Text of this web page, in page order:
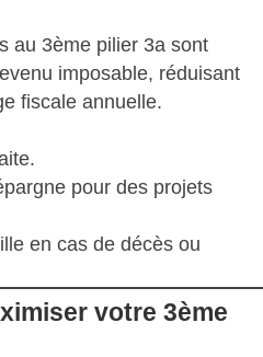
au 3ème pilier 3a sont
imposable, réduisant
fiscale annuelle.
pour des projets
en cas de décès ou
votre 3ème